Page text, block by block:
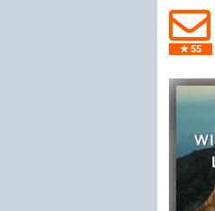
55